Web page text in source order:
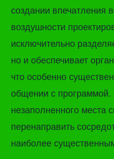
создании впечатления
воздушности
исключительно
но и обеспечивает
что особенно
общении с
незаполненного места
перенаправить
наиболее